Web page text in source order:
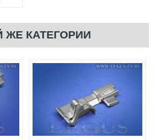
ЖЕ КАТЕГОРИИ